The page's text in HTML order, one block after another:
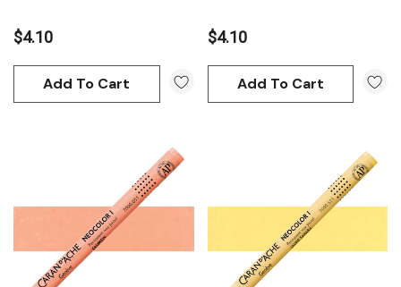
$4.10
Add To Cart
$4.10
Add To Cart